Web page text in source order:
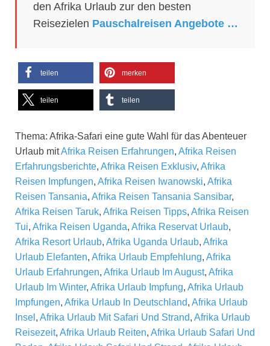
den Afrika Urlaub zur den besten
Reisezielen Pauschalreisen Angebote …
teilen merken
teilen teilen
Thema: Afrika-Safari eine gute Wahl für das Abenteuer
Urlaub mitAfrika Reisen Erfahrungen, Afrika Reisen
Erfahrungsberichte, Afrika Reisen Exklusiv, Afrika
Reisen Impfungen, Afrika Reisen Iwanowski, Afrika
Reisen Tansania, Afrika Reisen Tansania Sansibar,
Afrika Reisen Taruk, Afrika Reisen Tipps, Afrika Reisen
Tui, Afrika Reisen Uganda, Afrika Reservat Urlaub,
Afrika Resort Urlaub, Afrika Uganda Urlaub, Afrika
Urlaub Elefanten, Afrika Urlaub Empfehlung, Afrika
Urlaub Erfahrungen, Afrika Urlaub Im August, Afrika
Urlaub Im Winter, Afrika Urlaub Impfung, Afrika Urlaub
Impfungen, Afrika Urlaub In Deutschland, Afrika Urlaub
Insel , Afrika Urlaub Mit Safari Und Strand, Afrika Urlaub
Reisezeit, Afrika Urlaub Reiten, Afrika Urlaub Safari Und